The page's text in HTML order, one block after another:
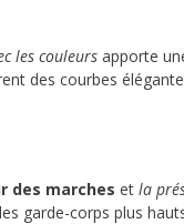
les couleursapporte
des courbes
des marches et la
garde-corps plus